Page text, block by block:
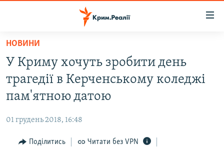
Перейти
основного
матеріалу
Перейти
до
основної
навігації
Перейти
ВОДА.КРИМ
ВІДЕО ТА ФОТО
БЛОГИ
ПОГЛЯД
НОВИНИ
У Криму хочуть зробити день
трагедії в Керченському коледжі
пам'ятною датою
01 грудень 2018, 16:48
Поділитись Читати без VPN